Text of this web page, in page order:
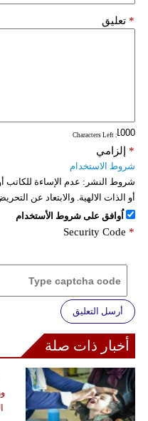
تعليق *
: Characters Left
إلزامي *
شروط الاستخدام
شروط النشر: عدم الإساءة للكاتب
أو الذات الالهية. والابتعاد عن
اُوافق على شروط الأستخدام
Security Code *
أرسل التعليق
أخبار ذات صلة